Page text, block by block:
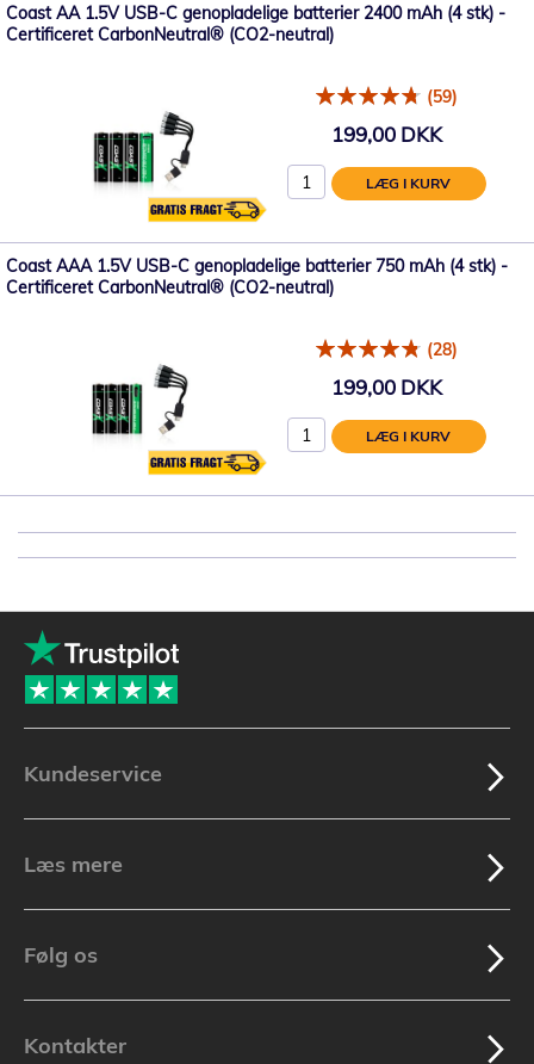
Coast AA 1.5V USB-C genopladelige batterier 2400 mAh (4 stk) -
Certificeret CarbonNeutral® (CO2-neutral)
(59)
199,00 DKK
LÆG I KURV
Coast AAA 1.5V USB-C genopladelige batterier 750 mAh (4 stk) -
Certificeret CarbonNeutral® (CO2-neutral)
(28)
199,00 DKK
LÆG I KURV
Kundeservice
Læs mere
Følg os
Kontakter